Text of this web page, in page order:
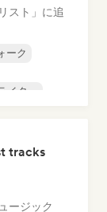
スト」に追
ーク
イター
tracks
ージック